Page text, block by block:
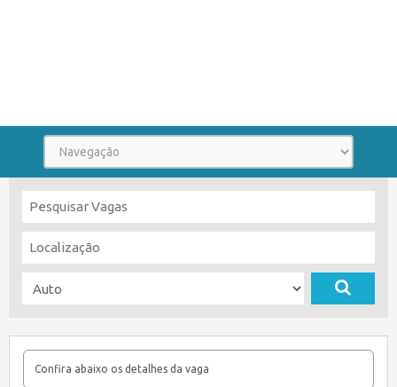
Confira abaixo os detalhes da vaga